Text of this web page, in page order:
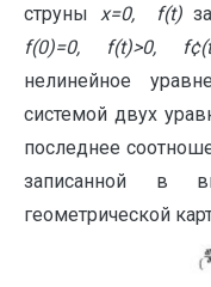
струны x=0, f(t)
f(0)=0, f(t)>0, f¢(t
нелинейное
системой двух
последнее
записанной в
геометрической